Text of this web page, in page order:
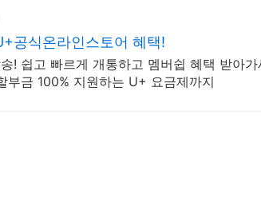
공식온라인스토어 혜택!
! 쉽고 빠르게 개통하고 멤버쉽 혜택 받아
부금 100% 지원하는 U+ 요금제까지